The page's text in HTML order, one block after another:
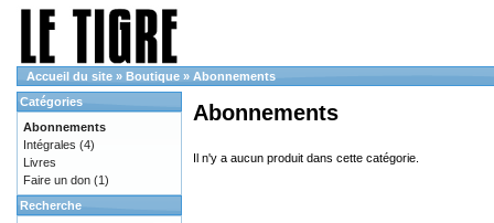
Accueil du site » Boutique » Abonnements
Abonnements
Il n'y a aucun produit dans cette catégorie.
Catégories
Abonnements
Intégrales (4)
Livres
Faire un don (1)
Recherche